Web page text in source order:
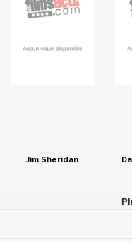
Jim Sheridan